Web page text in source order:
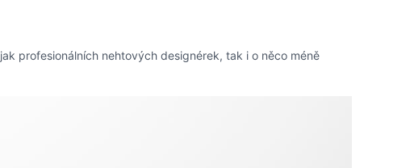
jak profesionálních nehtových designérek, tak i o něco méně